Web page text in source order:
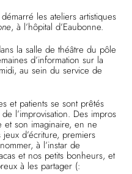
les ateliers artistiques
, à l’hôpital d’Eaubonne.
la salle de théâtre du pôle
d’information sur la
au sein du service de
et patients se sont prêtés
l’improvisation. Des impros
son imaginaire, en ne
jeux d’écriture, premiers
à l’instar de
et nos petits bonheurs, et
à les partager (: